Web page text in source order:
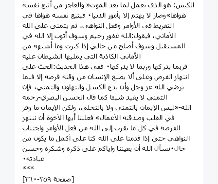
الكيس: هو الذي يعمل لما بعد الموت« والعاجز من أتبع نفسه
هواها»وصار لا يهتم إلا بأمور الدنيا٠ فيتبع نفسه هواها في
التفريط في الأوامر وفعل النواهي، ثم يتمنى على الله
الأماني، فيقول:الله غفور رحيم وسوف أتوب إلا الله في
المستقبل وسوف أصلح من حالي إذا كبرت وما أشبهه من
الأماني الكاذبة التي يمليها الشيطان عليه
فربما يدركها وربما لا يدركها٠ ففي هذا الحديث:الحث على
انتهاز الفرص وعلى ألا يضيع الإنسان من وقته فرصة إلا فيما
يرضي الله عز وجل وأن يدع الكسل والتهاون والتمني، فإن
التمني لا يفيد شيئا كما قال الحسن البصري-رحمه
الله-«ليس الإيمان بالتمني ولا بالتحلي، ولكن الإيمان ما وقر
في القلب وصدقته الأعمال» فعلينا أيها الأخوة أن ننتهز
الفرصة في كل ما يقرب إلى الله من فعل الأوامر واجتناب
النواهي حتى إذا قدمنا على الله كنا على أكمل ما يكون من
حال٠نسأل الله أن يعيننا وإياكم على ذكره وشكره وحسن
عبادته٠
***
[صفحة ٢٥٩-٢٦٠]